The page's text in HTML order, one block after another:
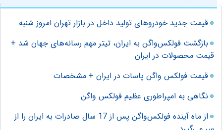
قیمت جدید خودروهای تولید داخل در بازار تهران امروز شنبه
بازگشت فولکس‌واگن به ایران، تیتر مهم رسانه‌های جهان شد +
قیمت محصولات در ایران
قیمت فولکس واگن پاسات در ایران + مشخصات
نگاهی به امپراطوری عظیم فولکس واگن
از ماه آینده فولکس‌واگن پس از 17 سال صادرات به ایران را از